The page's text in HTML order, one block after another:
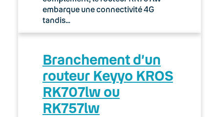
embarque une connectivité 4G
tandis…
Branchement d’un
routeur Keyyo KROS
RK707lw ou
RK757lw